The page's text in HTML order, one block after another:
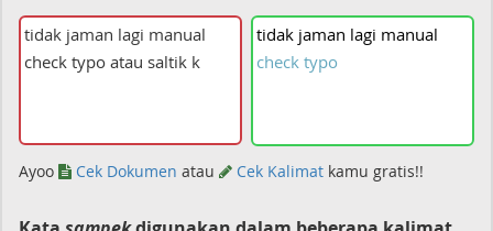
tidak jaman lagi manual
check typo
Ayoo Cek Dokumen atau Cek Kalimat kamu gratis!!